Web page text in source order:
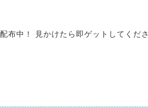
布中！ 見かけたら即ゲットしてくださ